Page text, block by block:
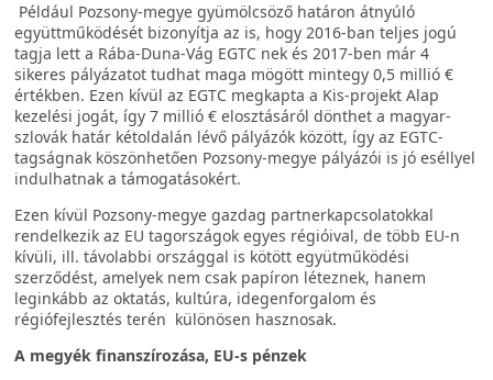
Például Pozsony-megye gyümölcsöző határon átnyúló
együttműködését bizonyítja az is, hogy 2016-ban teljes jogú
tagja lett a Rába-Duna-Vág EGTC nek és 2017-ben már 4
sikeres pályázatot tudhat maga mögött mintegy 0,5 millió €
értékben. Ezen kívül az EGTC megkapta a Kis-projekt Alap
kezelési jogát, így 7 millió € elosztásáról dönthet a magyar-
szlovák határ kétoldalán lévő pályázók között, így az EGTC-
tagságnak köszönhetően Pozsony-megye pályázói is jó eséllyel
indulhatnak a támogatásokért.
Ezen kívül Pozsony-megye gazdag partnerkapcsolatokkal
rendelkezik az EU tagországok egyes régióival, de több EU-n
kívüli, ill. távolabbi országgal is kötött együtműködési
szerződést, amelyek nem csak papíron léteznek, hanem
leginkább az oktatás, kultúra, idegenforgalom és
régiófejlesztés terén különösen hasznosak.
A megyék finanszírozása, EU-s pénzek